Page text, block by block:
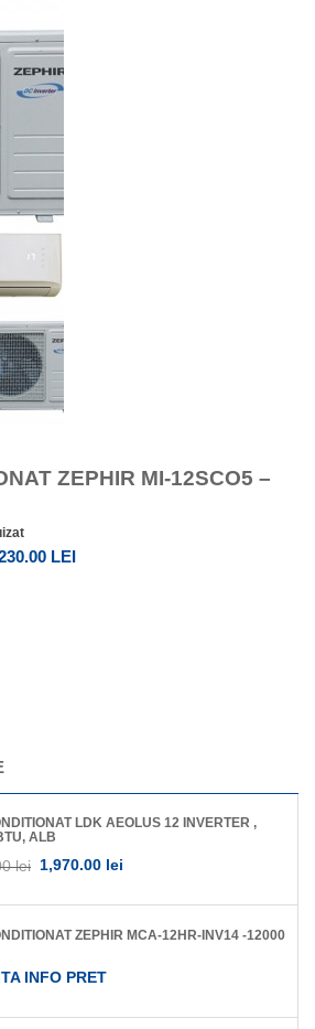
ZEPHIR MI-12SCO5 –
LEI
LDK AEOLUS 12 INVERTER ,
ALB
lei 1,970.00 lei
ZEPHIR MCA-12HR-INV14 -12000
INFO PRET